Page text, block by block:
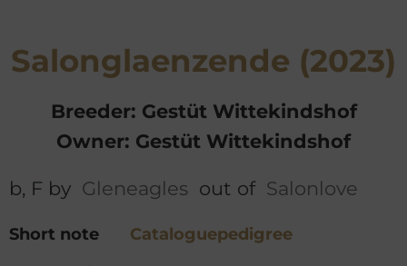
Salonglaenzende (2023)
Breeder: Gestüt Wittekindshof
Owner: Gestüt Wittekindshof
b, F by Gleneagles out of Salonlove
Short note
Cataloguepedigree